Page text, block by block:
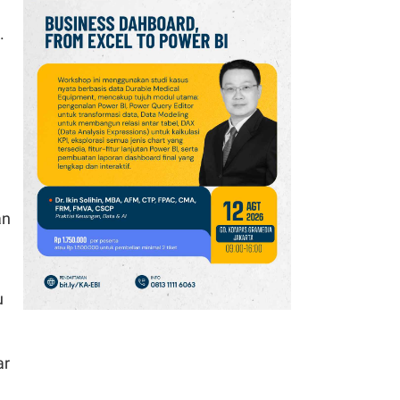
13 IHSG Menguat 1,04% ke
6.409 pada Jumat (7/8),
ISAT, INDY, BUMI Jadi
Top Gainers LQ45
14 Jelang Delisting,
Indointernet (EDGE)
Telah Serap 7,1 Juta
Saham di Harga Rp
11.500
15 Wijaya Karya (WIKA)
Buka Suara Soal